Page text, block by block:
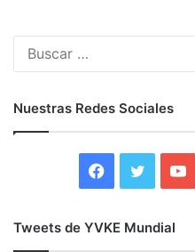
Nuestras Redes Sociales
Tweets de YVKE Mundial